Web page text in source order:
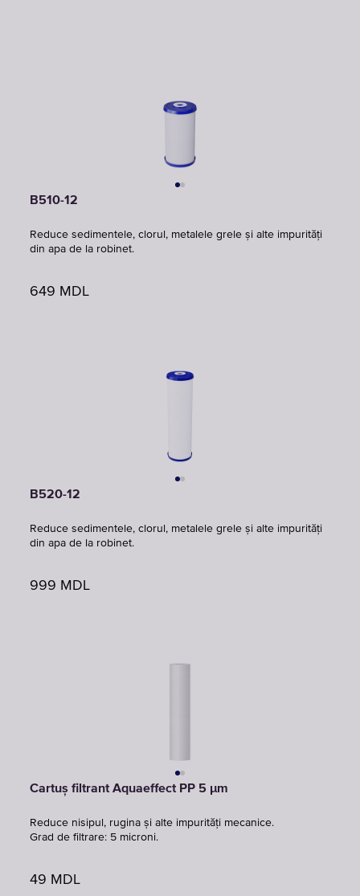
B510-12
Reduce sedimentele, clorul, metalele grele și alte impurități
din apa de la robinet.
649 MDL
B520-12
Reduce sedimentele, clorul, metalele grele și alte impurități
din apa de la robinet.
999 MDL
Cartuș filtrant Aquaeffect PP 5 μm
Reduce nisipul, rugina și alte impurități mecanice.
Grad de filtrare: 5 microni.
49 MDL